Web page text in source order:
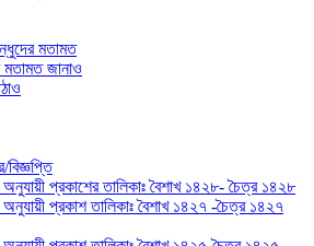
মতামত
মতামত জানাও
বিজ্ঞপ্তি
প্রকাশের তালিকাঃ বৈশাখ ১৪২৮- চৈত্র ১৪২৮
অনুযায়ী প্রকাশ তালিকাঃ বৈশাখ ১৪২৭ -চৈত্র ১৪২৭